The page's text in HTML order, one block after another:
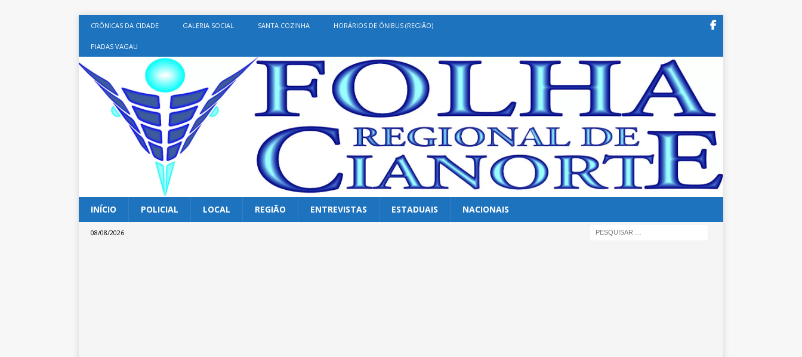
CRÔNICAS DA CIDADE GALERIA SOCIAL SANTA COZINHA HORÁRIOS DE ÔNIBUS (REGIÃO)
PIADAS VAGAU
INÍCIO POLICIAL LOCAL REGIÃO ENTREVISTAS ESTADUAIS NACIONAIS
08/08/2026